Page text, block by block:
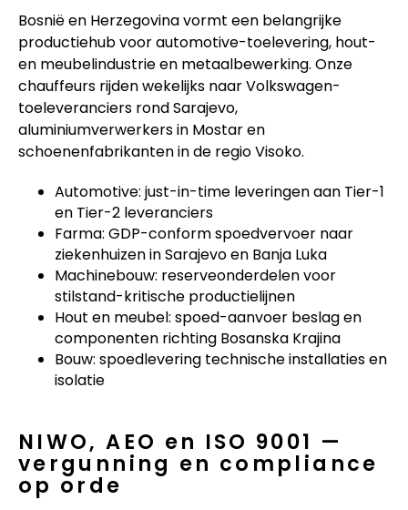
Bosnië en Herzegovina vormt een belangrijke
productiehub voor automotive-toelevering, hout-
en meubelindustrie en metaalbewerking. Onze
chauffeurs rijden wekelijks naar Volkswagen-
toeleveranciers rond Sarajevo,
aluminiumverwerkers in Mostar en
schoenenfabrikanten in de regio Visoko.
Automotive: just-in-time leveringen aan Tier-1
en Tier-2 leveranciers
Farma: GDP-conform spoedvervoer naar
ziekenhuizen in Sarajevo en Banja Luka
Machinebouw: reserveonderdelen voor
stilstand-kritische productielijnen
Hout en meubel: spoed-aanvoer beslag en
componenten richting Bosanska Krajina
Bouw: spoedlevering technische installaties en
isolatie
NIWO, AEO en ISO 9001 —
vergunning en compliance
op orde